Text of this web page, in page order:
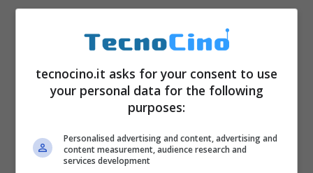
tecnocino.it asks for your consent to use
your personal data for the following
purposes:
Personalised advertising and content, advertising and
content measurement, audience research and
services development